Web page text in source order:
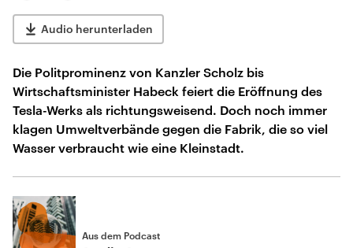
Audio herunterladen
Die Politprominenz von Kanzler Scholz bis
Wirtschaftsminister Habeck feiert die Eröffnung des
Tesla-Werks als richtungsweisend. Doch noch immer
klagen Umweltverbände gegen die Fabrik, die so viel
Wasser verbraucht wie eine Kleinstadt.
Aus dem Podcast